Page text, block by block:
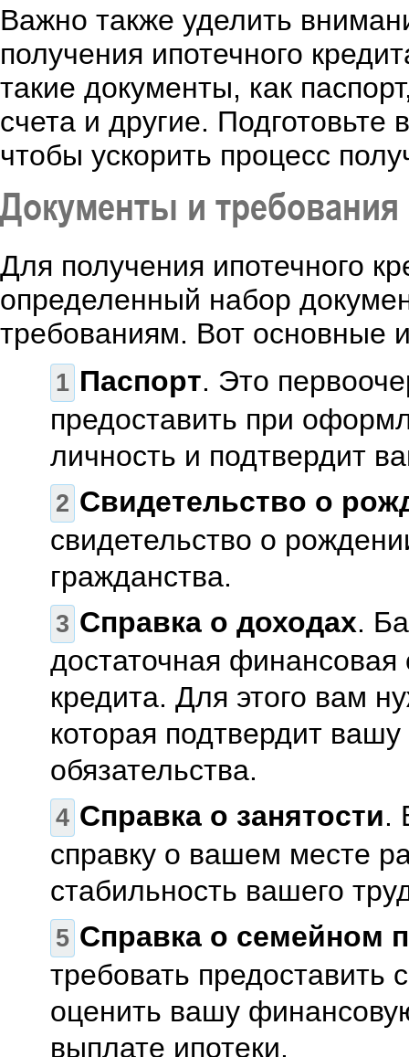
Важно также уделить
получения ипотечного
такие документы, как
счета и другие.
чтобы ускорить процесс
Документы и требования
Для получения ипотечного
определенный набор
требованиям. Вот основные
Паспорт. Это
предоставить при
личность и подтвердит
Свидетельство о
свидетельство о
гражданства.
Справка о доходах.
достаточная финансовая
кредита. Для этого вам
которая подтвердит
обязательства.
Справка о занятости.
справку о вашем месте
стабильность вашего
Справка о семейном
требовать
оценить вашу
выплате ипотеки.